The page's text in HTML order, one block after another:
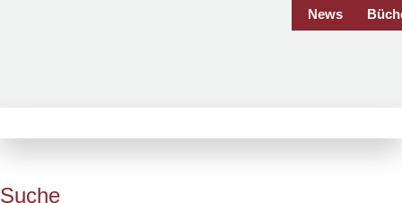
News
Suche